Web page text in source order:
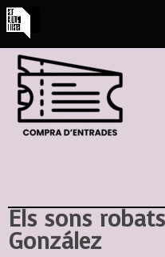
Els sons
González